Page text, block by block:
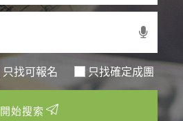
只找可報名
開始搜索